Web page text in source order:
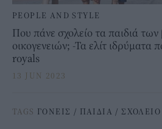
PEOPLE AND STYLE
Που πάνε σχολείο τα παιδιά των
οικογενειών; -Τα ελίτ ιδρύματα
royals
13 JUN 2023
TAGS ΓΟΝΕΙΣ / ΠΑΙΔΙΑ / ΣΧΟΛΕΙΟ